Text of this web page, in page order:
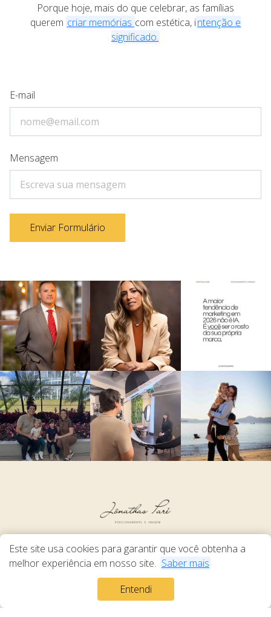
Este site usa cookies para garantir que você obtenha a
melhor experiência em nosso site. Saber mais
Entendi
Porque hoje, mais do que celebrar, as famílias
querem criar memórias com estética, intenção e
significado.
E-mail
Mensagem
Enviar Formulário